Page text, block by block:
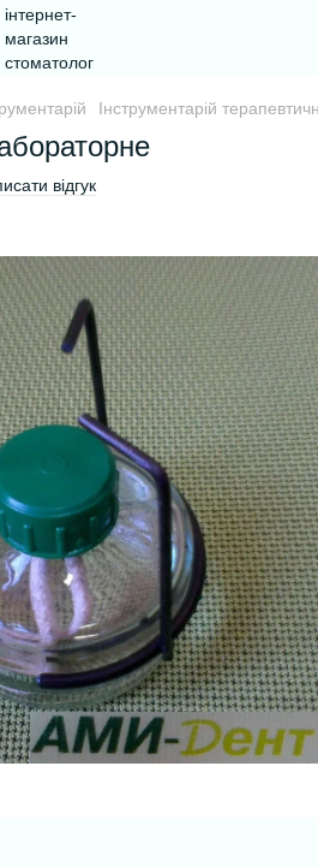
Інструментарій
відгук